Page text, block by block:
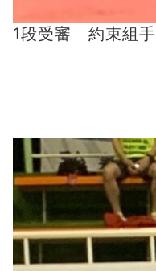
1段受審 約束組手